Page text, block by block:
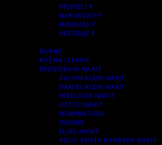
PRIVESCI P
NARUKVICE P
MINĐUŠE P
PRSTENJE P
BURME
RUČNA IZRADA
BRENDIRANI NAKIT
CALVIN KLEIN NAKIT
DANIEL KLEIN NAKIT
FREELOOK NAKIT
LOTUS NAKIT
NOMINATION
INSIEME
ELIXA NAKIT
POLO SANTA BARBARA NAKIT